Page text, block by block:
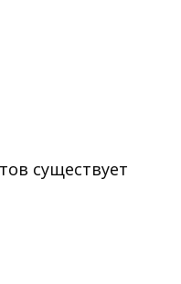
существует